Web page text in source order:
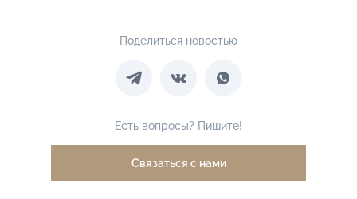
Поделиться новостью
Есть вопросы? Пишите!
Связаться с нами